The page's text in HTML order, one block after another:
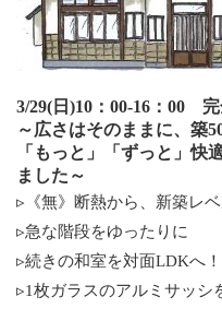
3/29(日)10：00-16：00
～広さはそのままに、築
「もっと」「ずっと」快
ました～
▹《無》断熱から、新築レベ
▹急な階段をゆったりに
▹続きの和室を対面LDKへ！
▹1枚ガラスのアルミサッシ